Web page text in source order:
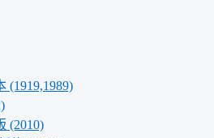
(1919,1989)
(2010)